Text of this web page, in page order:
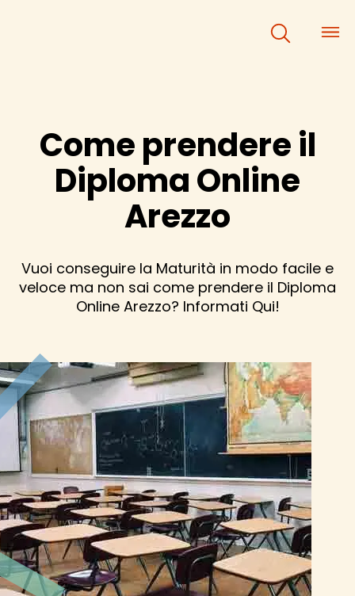
×
×
Come prendere il
Diploma Online
Arezzo
Vuoi conseguire la Maturità in modo facile e
veloce ma non sai come prendere il Diploma
Online Arezzo? Informati Qui!